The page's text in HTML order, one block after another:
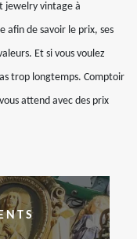
jewelry vintage à
afin de savoir le prix, ses
Et si vous voulez
trop longtemps. Comptoir
attend avec des prix